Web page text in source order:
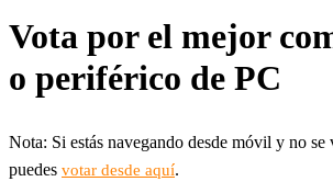
Vota por el mejor
o periférico de PC
Nota: Si estás navegando desde móvil y no
puedes votar desde aquí.